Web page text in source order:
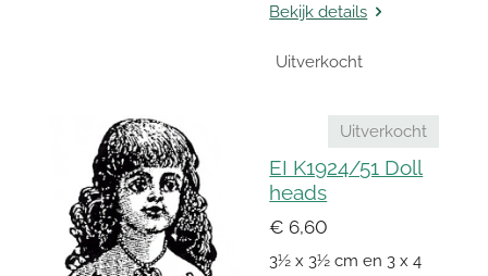
Bekijk details
Uitverkocht
Uitverkocht
EI K1924/51 Doll
heads
€ 6,60
3½ x 3½ cm en 3 x 4